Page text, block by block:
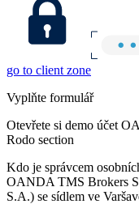
go to client zone
Vyplňte formulář
Otevřete si demo účet
Rodo section
Kdo je správcem
OANDA TMS Brokers
S.A.) se sídlem ve